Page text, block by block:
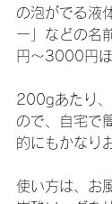
の泡がでる液
ー」などの名
円～3000円ほ
200gあたり
ので、自宅で
的にもかなり
使い方は、お